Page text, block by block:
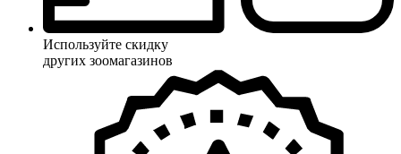
Используйте скидку
других зоомагазинов